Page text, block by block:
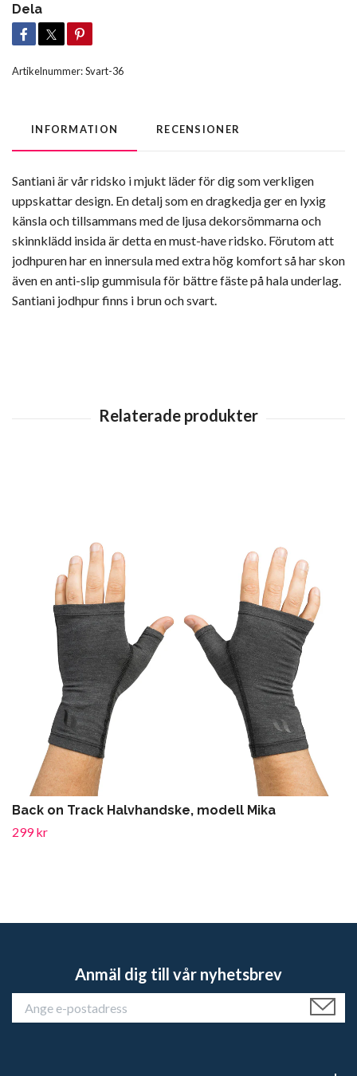
Dela
Artikelnummer:Svart-36
INFORMATION RECENSIONER
Santiani är vår ridsko i mjukt läder för dig som verkligen
uppskattar design. En detalj som en dragkedja ger en lyxig
känsla och tillsammans med de ljusa dekorsömmarna och
skinnklädd insida är detta en must-have ridsko. Förutom att
jodhpuren har en innersula med extra hög komfort så har skon
även en anti-slip gummisula för bättre fäste på hala underlag.
Santiani jodhpur finns i brun och svart.
Back on Track Halvhandske, modell Mika
299 kr
Anmäl dig till vår nyhetsbrev